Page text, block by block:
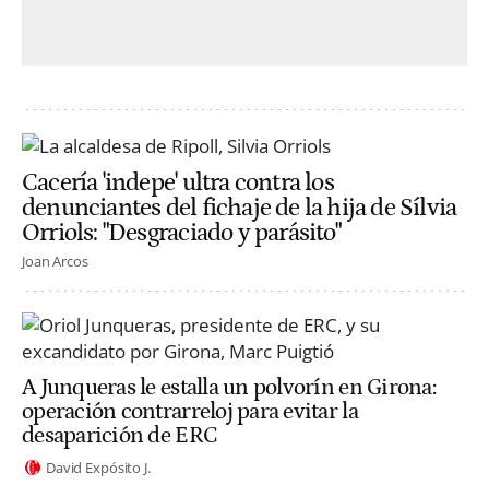
Cacería 'indepe' ultra contra los
denunciantes del fichaje de la hija de Sílvia
Orriols: "Desgraciado y parásito"
Joan Arcos
A Junqueras le estalla un polvorín en Girona:
operación contrarreloj para evitar la
desaparición de ERC
David Expósito J.